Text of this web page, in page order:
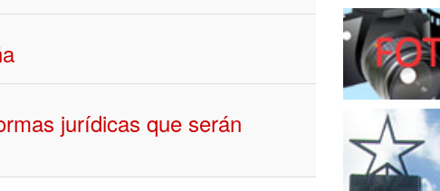
jurídicas que serán